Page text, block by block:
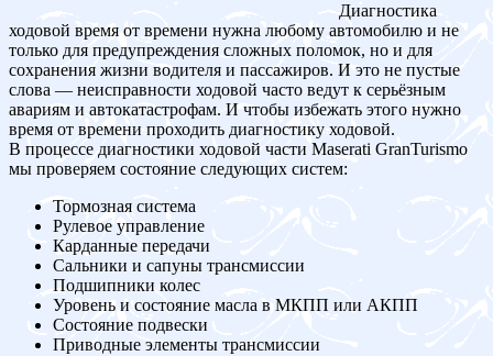
Диагностика
ходовой время от времени нужна любому автомобилю и не
только для предупреждения сложных поломок, но и для
сохранения жизни водителя и пассажиров. И это не пустые
слова — неисправности ходовой часто ведут к серьёзным
авариям и автокатастрофам. И чтобы избежать этого нужно
время от времени проходить диагностику ходовой.
В процессе диагностики ходовой части Maserati GranTurismo
мы проверяем состояние следующих систем:
Тормозная система
Рулевое управление
Карданные передачи
Сальники и сапуны трансмиссии
Подшипники колес
Уровень и состояние масла в МКПП или АКПП
Состояние подвески
Приводные элементы трансмиссии